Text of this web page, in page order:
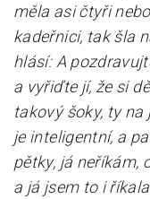
měla asi čtyři
kadeřnici, tak šla
hlásí: A
a vyřiďte jí, že si
takový šoky, ty
je inteligentní, a
pětky, já neříkám,
a já jsem to i